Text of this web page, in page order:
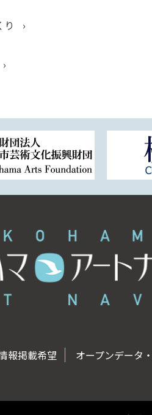
り
報掲載希望 オープンデータ